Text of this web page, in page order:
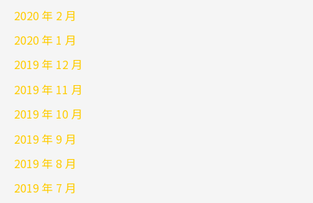
2020 年 2 月
2020 年 1 月
2019 年 12 月
2019 年 11 月
2019 年 10 月
2019 年 9 月
2019 年 8 月
2019 年 7 月